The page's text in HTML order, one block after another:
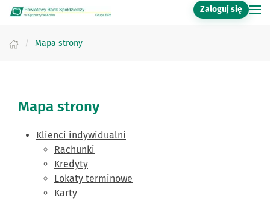
Zaloguj się
Mapa strony
Mapa strony
Klienci indywidualni
Rachunki
Kredyty
Lokaty terminowe
Karty